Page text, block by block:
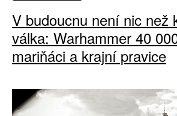
V budoucnu není nic než
válka: Warhammer 40
mariňáci a krajní pravice